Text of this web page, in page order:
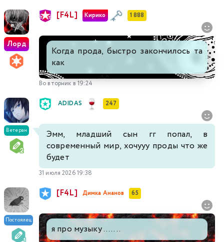
Лорд
[F4L] Кирико 1 888
Когда прода, быстро закончилось та
как
Во вторник в 19:24
Ветеран
ADIDAS 247
Эмм, младший сын гг попал, в
современный мир, хочууу проды что же
будет
31 июля 2026 19:38
Постоялец
[F4L] Димка Ананов 65
я про музыку .......